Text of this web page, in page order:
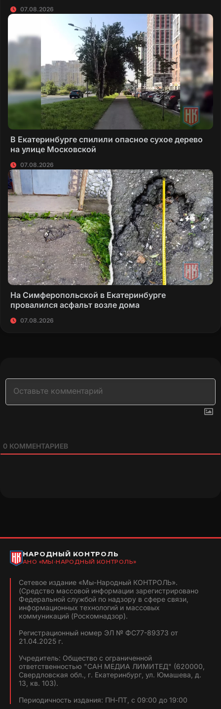
07.08.2026
В Екатеринбурге спилили опасное сухое дерево
на улице Московской
07.08.2026
На Симферопольской в Екатеринбурге
провалился асфальт возле дома
07.08.2026
0 КОММЕНТАРИЕВ
НАРОДНЫЙ КОНТРОЛЬ
АНО «МЫ-НАРОДНЫЙ КОНТРОЛЬ»
Сетевое издание «Мы-Народный КОНТРОЛЬ».
(Средство массовой информации зарегистрировано
Федеральной службой по надзору в сфере связи,
информационных технологий и массовых
коммуникаций (Роскомнадзор).
Регистрационный номер ЭЛ № ФС77-89373 от
21.04.2025 г.
Учредитель: Общество с ограниченной
ответственностью "САН МЕДИА ЛИМИТЕД" (620000,
Свердловская обл., г. Екатеринбург, ул. Юмашева, д.
13, кв. 103).
Периодичность издания: ПН-ПТ, с 09:00 до 19:00